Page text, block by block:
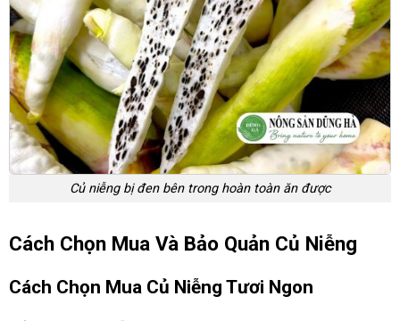
Củ niễng bị đen bên trong hoàn toàn ăn được
Cách Chọn Mua Và Bảo Quản Củ Niễng
Cách Chọn Mua Củ Niễng Tươi Ngon